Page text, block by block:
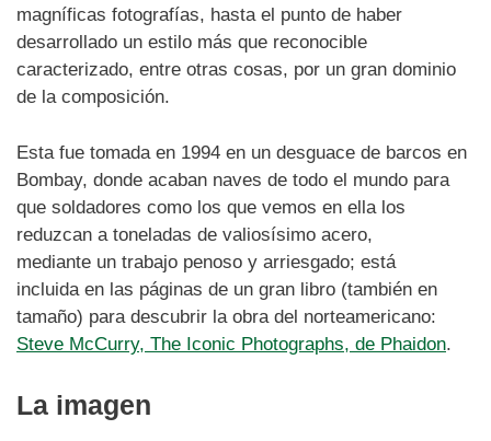
magníficas fotografías, hasta el punto de haber
desarrollado un estilo más que reconocible
caracterizado, entre otras cosas, por un gran dominio
de la composición.
Esta fue tomada en 1994 en un desguace de barcos en
Bombay, donde acaban naves de todo el mundo para
que soldadores como los que vemos en ella los
reduzcan a toneladas de valiosísimo acero,
mediante un trabajo penoso y arriesgado; está
incluida en las páginas de un gran libro (también en
tamaño) para descubrir la obra del norteamericano:
Steve McCurry, The Iconic Photographs, de Phaidon.
La imagen